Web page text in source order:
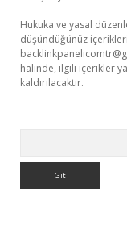
Hukuka ve yasal
düşündüğünüz
halinde, ilgili içerikler
kaldırılacaktır.